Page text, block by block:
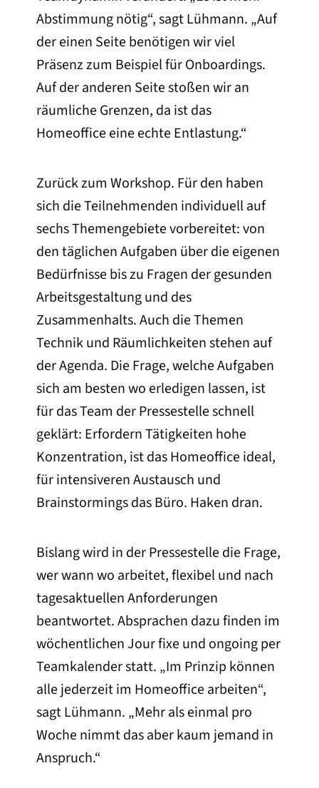
Abstimmung nötig“, sagt Lühmann. „Auf
der einen Seite benötigen wir viel
Präsenz zum Beispiel für Onboardings.
Auf der anderen Seite stoßen wir an
räumliche Grenzen, da ist das
Homeoffice eine echte Entlastung.“
Zurück zum Workshop. Für den haben
sich die Teilnehmenden individuell auf
sechs Themengebiete vorbereitet: von
den täglichen Aufgaben über die eigenen
Bedürfnisse bis zu Fragen der gesunden
Arbeitsgestaltung und des
Zusammenhalts. Auch die Themen
Technik und Räumlichkeiten stehen auf
der Agenda. Die Frage, welche Aufgaben
sich am besten wo erledigen lassen, ist
für das Team der Pressestelle schnell
geklärt: Erfordern Tätigkeiten hohe
Konzentration, ist das Homeoffice ideal,
für intensiveren Austausch und
Brainstormings das Büro. Haken dran.
Bislang wird in der Pressestelle die Frage,
wer wann wo arbeitet, flexibel und nach
tagesaktuellen Anforderungen
beantwortet. Absprachen dazu finden im
wöchentlichen Jour fixe und ongoing per
Teamkalender statt. „Im Prinzip können
alle jederzeit im Homeoffice arbeiten“,
sagt Lühmann. „Mehr als einmal pro
Woche nimmt das aber kaum jemand in
Anspruch.“